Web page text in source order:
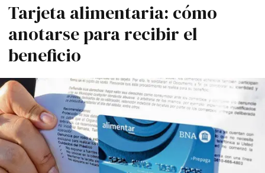
Tarjeta alimentaria: cómo
anotarse para recibir el
beneficio